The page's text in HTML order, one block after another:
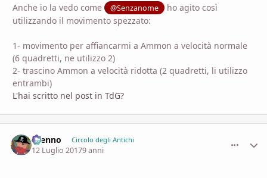
Anche io la vedo come @Senzanome
ho agito così
utilizzando il movimento spezzato:
1- movimento per affiancarmi a Ammon a velocità normale
(6 quadretti, ne utilizzo 2)
2- trascino Ammon a velocità ridotta (2 quadretti, li utilizzo
entrambi)
L'hai scritto nel post in TdG?
Brenno Circolo degli Antichi
12 Luglio 20179 anni